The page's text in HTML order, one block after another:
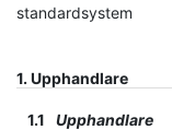
standardsystem
1. Upphandlare
1.1
Upphandlare